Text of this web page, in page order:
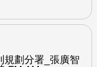
規劃分署_張廣智